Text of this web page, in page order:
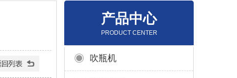
产品中心
PRODUCT CENTER
吹瓶机